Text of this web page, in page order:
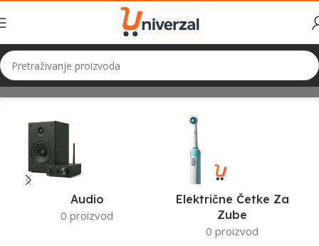
Početna Proizvodi označeni “gorenje kuhalo za vodu”
Audio
0 proizvod
Električne Četke Za
Zube
0 proizvod